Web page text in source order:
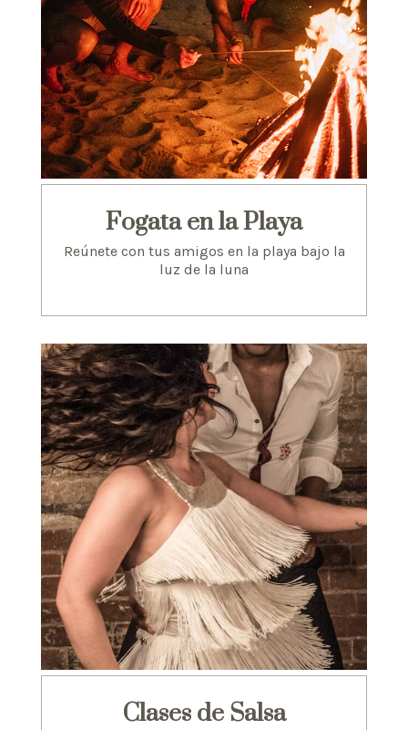
Fogata en la Playa
Reúnete con tus amigos en la playa bajo la
luz de la luna
Clases de Salsa